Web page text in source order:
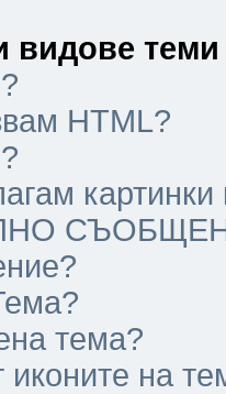
видове теми
HTML?
тема?
иконите на